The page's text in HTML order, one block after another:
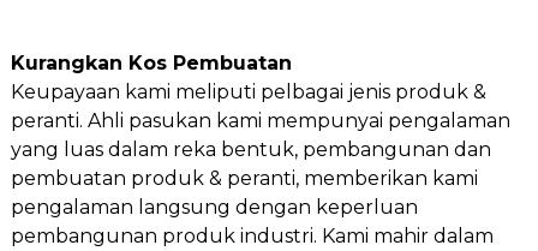
Kurangkan Kos Pembuatan
Keupayaan kami meliputi pelbagai jenis produk &
peranti. Ahli pasukan kami mempunyai pengalaman
yang luas dalam reka bentuk, pembangunan dan
pembuatan produk & peranti, memberikan kami
pengalaman langsung dengan keperluan
pembangunan produk industri. Kami mahir dalam